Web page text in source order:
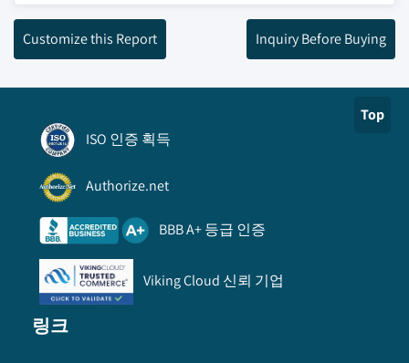
Customize this Report Inquiry Before Buying
Top
ISO 인증 획득
Authorize.net
BBB A+ 등급 인증
Viking Cloud 신뢰 기업
링크